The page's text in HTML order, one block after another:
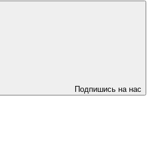
Подпишись на нас